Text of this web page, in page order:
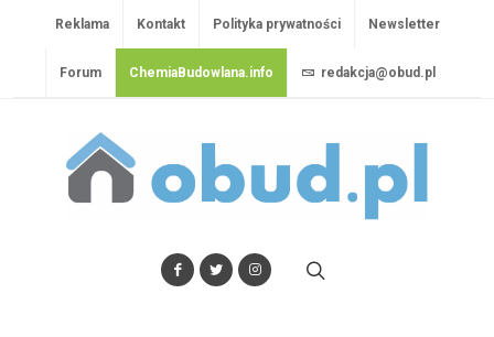
Reklama Kontakt Polityka prywatności Newsletter
Forum ChemiaBudowlana.info redakcja@obud.pl